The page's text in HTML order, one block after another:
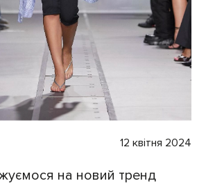
12 квітня 2024
на новий тренд